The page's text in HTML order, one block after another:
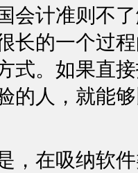
会计准则不
长的一个过
式。如果直
的人，就能
在吸纳软件